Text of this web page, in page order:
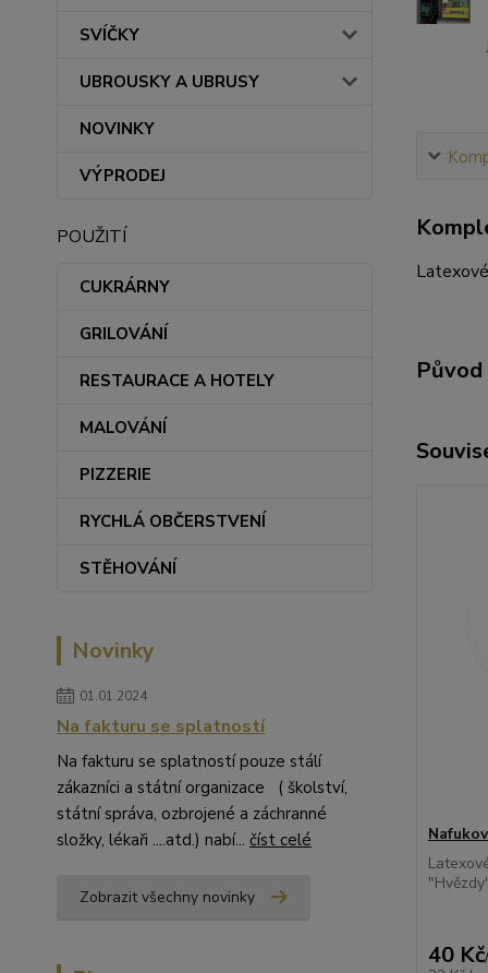
SVÍČKY
UBROUSKY A UBRUSY
NOVINKY
VÝPRODEJ
POUŽITÍ
CUKRÁRNY
GRILOVÁNÍ
RESTAURACE A HOTELY
MALOVÁNÍ
PIZZERIE
RYCHLÁ OBČERSTVENÍ
STĚHOVÁNÍ
Novinky
01.01.2024
Na fakturu se splatností
Na fakturu se splatností pouze stálí
zákazníci a státní organizace ( školství,
státní správa, ozbrojené a záchranné
složky, lékaři ....atd.) nabí... číst celé
Zobrazit všechny novinky
40 Kč/